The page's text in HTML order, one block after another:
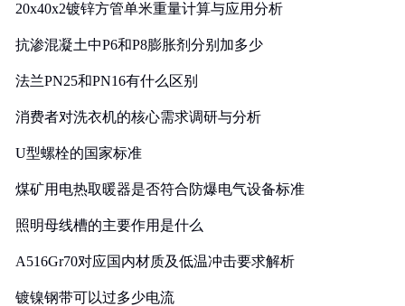
20x40x2镀锌方管单米重量计算与应用分析
抗渗混凝土中P6和P8膨胀剂分别加多少
法兰PN25和PN16有什么区别
消费者对洗衣机的核心需求调研与分析
U型螺栓的国家标准
煤矿用电热取暖器是否符合防爆电气设备标准
照明母线槽的主要作用是什么
A516Gr70对应国内材质及低温冲击要求解析
镀镍钢带可以过多少电流